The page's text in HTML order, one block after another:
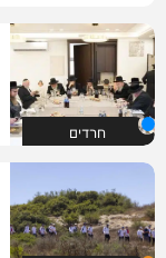
חרדים